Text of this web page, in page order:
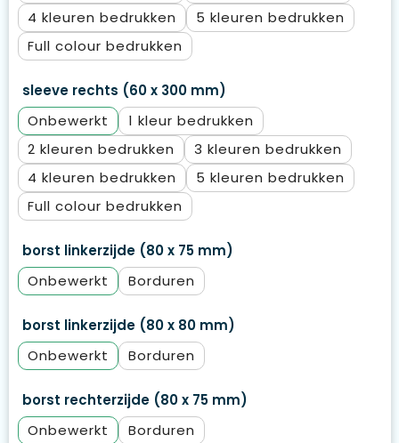
4
5
Full colour
sleeve rechts (60 x 300 mm)
Onbewerkt
1
2
3
4
5
Full colour
borst linkerzijde (80 x 75 mm)
Onbewerkt
Borduren
borst linkerzijde (80 x 80 mm)
Onbewerkt
Borduren
borst rechterzijde (80 x 75 mm)
Onbewerkt
Borduren